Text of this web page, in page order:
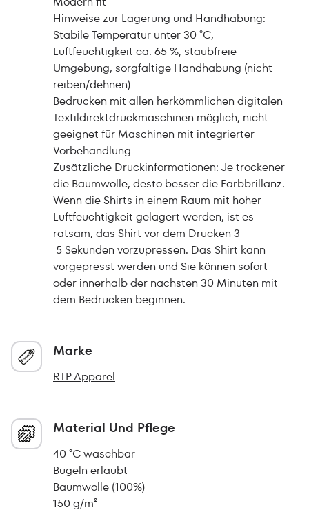
Hinweise zur Lagerung und Handhabung:
Stabile Temperatur unter 30 °C,
Luftfeuchtigkeit ca. 65 %, staubfreie
Umgebung, sorgfältige Handhabung (nicht
reiben/dehnen)
Bedrucken mit allen herkömmlichen digitalen
Textildirektdruckmaschinen möglich, nicht
geeignet für Maschinen mit integrierter
Vorbehandlung
Zusätzliche Druckinformationen: Je trockener
die Baumwolle, desto besser die Farbbrillanz.
Wenn die Shirts in einem Raum mit hoher
Luftfeuchtigkeit gelagert werden, ist es
ratsam, das Shirt vor dem Drucken 3 –
5 Sekunden vorzupressen. Das Shirt kann
vorgepresst werden und Sie können sofort
oder innerhalb der nächsten 30 Minuten mit
dem Bedrucken beginnen.
Marke
RTP Apparel
Material Und Pflege
40 °C waschbar
Bügeln erlaubt
Baumwolle (100%)
150 g/m²